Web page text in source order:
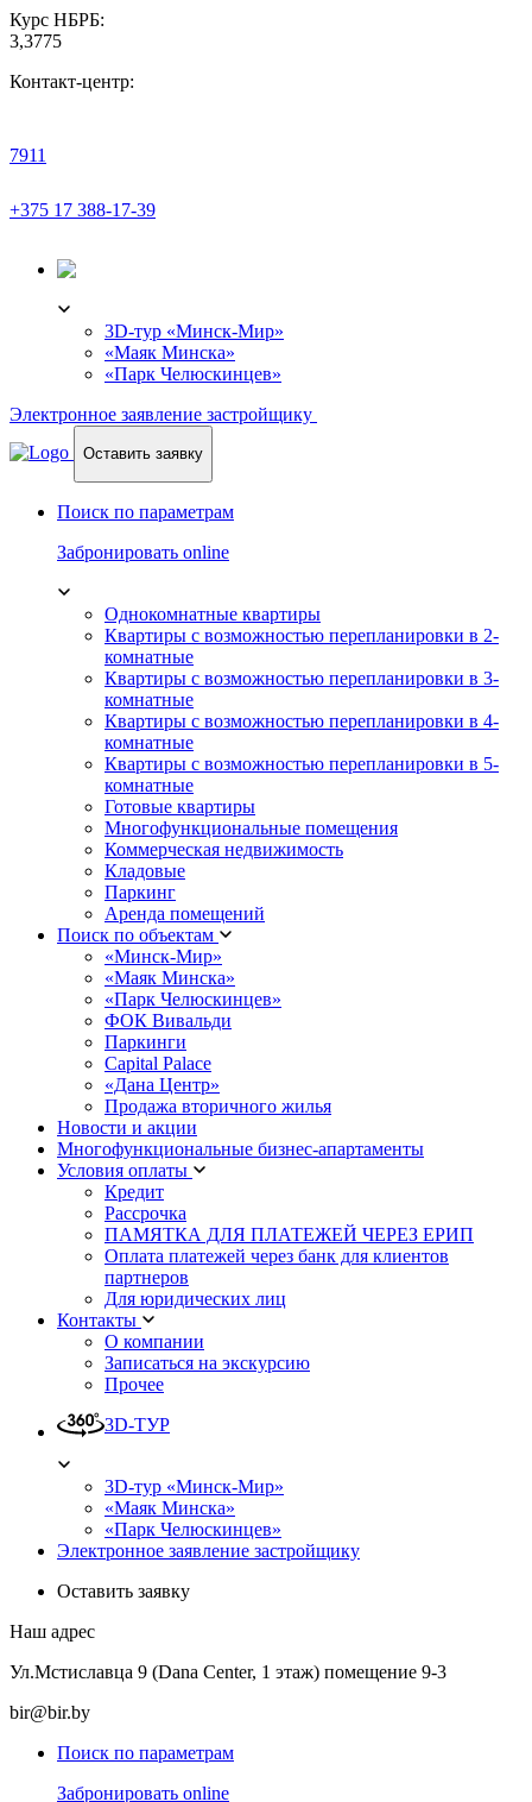
Курс НБРБ:
3,3775
Контакт-центр:
7911
+375 17 388-17-39
3D-тур «Минск-Мир»
«Маяк Минска»
«Парк Челюскинцев»
Электронное заявление застройщику
Оставить заявку
Поиск по параметрам
Забронировать online
Однокомнатные квартиры
Квартиры с возможностью перепланировки в 2-
комнатные
Квартиры с возможностью перепланировки в 3-
комнатные
Квартиры с возможностью перепланировки в 4-
комнатные
Квартиры с возможностью перепланировки в 5-
комнатные
Готовые квартиры
Многофункциональные помещения
Коммерческая недвижимость
Кладовые
Паркинг
Аренда помещений
Поиск по объектам
«Минск-Мир»
«Маяк Минска»
«Парк Челюскинцев»
ФОК Вивальди
Паркинги
Capital Palace
«Дана Центр»
Продажа вторичного жилья
Новости и акции
Многофункциональные бизнес-апартаменты
Условия оплаты
Кредит
Рассрочка
ПАМЯТКА ДЛЯ ПЛАТЕЖЕЙ ЧЕРЕЗ ЕРИП
Оплата платежей через банк для клиентов
партнеров
Для юридических лиц
Контакты
О компании
Записаться на экскурсию
Прочее
3D-ТУР
3D-тур «Минск-Мир»
«Маяк Минска»
«Парк Челюскинцев»
Электронное заявление застройщику
Оставить заявку
Наш адрес
Ул.Мстиславца 9 (Dana Center, 1 этаж) помещение 9-3
bir@bir.by
Поиск по параметрам
Забронировать online